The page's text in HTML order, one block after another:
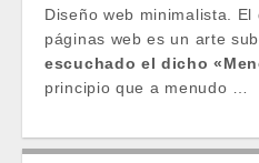
Diseño web minimalista.
páginas web es un arte
escuchado el dicho
principio que a menudo …